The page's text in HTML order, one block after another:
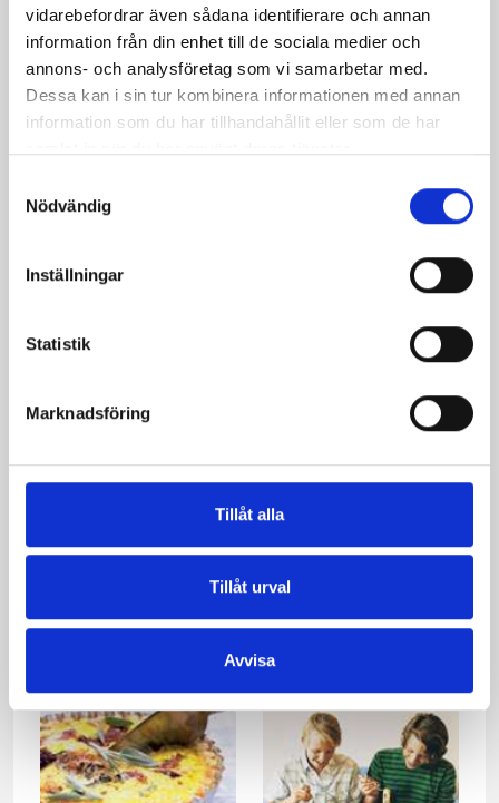
vidarebefordrar även sådana identifierare och annan
information från din enhet till de sociala medier och
annons- och analysföretag som vi samarbetar med.
Dessa kan i sin tur kombinera informationen med annan
information som du har tillhandahållit eller som de har
Nödvändig
Inställningar
Statistik
Marknadsföring
Tillåt alla
Tillåt urval
Avvisa
spenat
Italienska parmarullar
Gratäng med potatis,
kassler och purjo
Potatis- och
kasslergratäng